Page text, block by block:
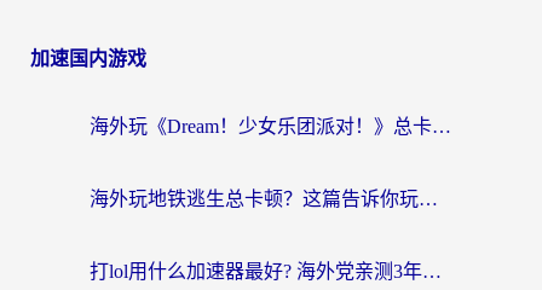
加速国内游戏
海外玩《Dream！少女乐团派对！》总卡顿？加速器到底能不能用？一篇指南解决你的国服游戏难题
海外玩地铁逃生总卡顿？这篇告诉你玩地铁逃生用什么加速器好,比较好
打lol用什么加速器最好? 海外党亲测3年的国服游戏加速终极攻略